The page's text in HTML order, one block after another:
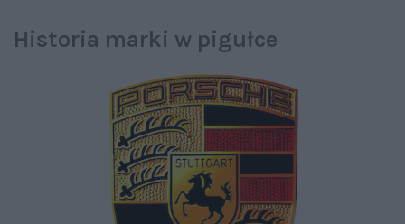
Historia marki w pigułce